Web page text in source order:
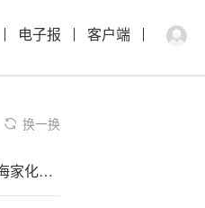
电子报 客户端
换一换
“.四个聚—焦”推行一年，上海家化怎么样了？